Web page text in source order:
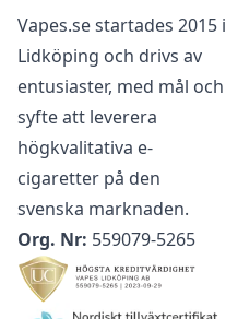
Vapes.se startades 2015 i
Lidköping och drivs av
entusiaster, med mål och
syfte att leverera
högkvalitativa e-
cigaretter på den
svenska marknaden.
Org. Nr: 559079-5265